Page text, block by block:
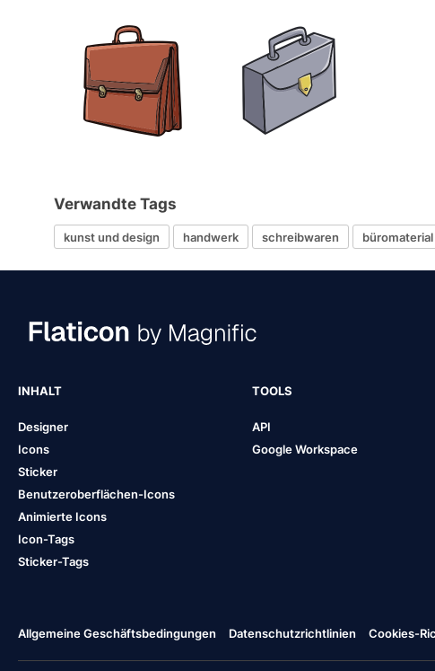
Verwandte Tags
kunst und design handwerk schreibwaren büromaterial
INHALT
Designer
Icons
Sticker
Benutzeroberflächen-Icons
Animierte Icons
Icon-Tags
Sticker-Tags
TOOLS
API
Google Workspace
Allgemeine Geschäftsbedingungen Datenschutzrichtlinien Cookies-